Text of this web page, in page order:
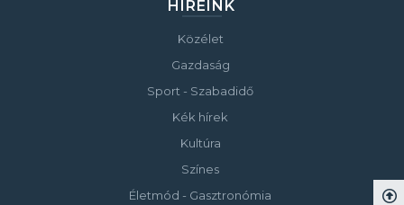
HÍREINK
Közélet
Gazdaság
Sport - Szabadidő
Kék hírek
Kultúra
Színes
Életmód - Gasztronómia